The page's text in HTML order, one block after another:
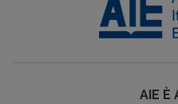
AIE È